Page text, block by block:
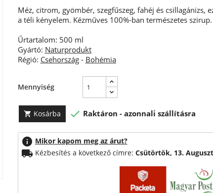
Méz, citrom, gyömbér, szegfűszeg, fahéj és csillagánizs,
a téli kényelem. Kézműves 100%-ban természetes szirup.
Űrtartalom: 500 ml
Gyártó: Naturprodukt
Régió: Csehország- Bohémia
Mennyiség
 Kosárba  Raktáron - azonnali szállításra
info Mikor kapom meg az árut?
local_shipping Kézbesítés a következő címre: Csütörtök, 13.